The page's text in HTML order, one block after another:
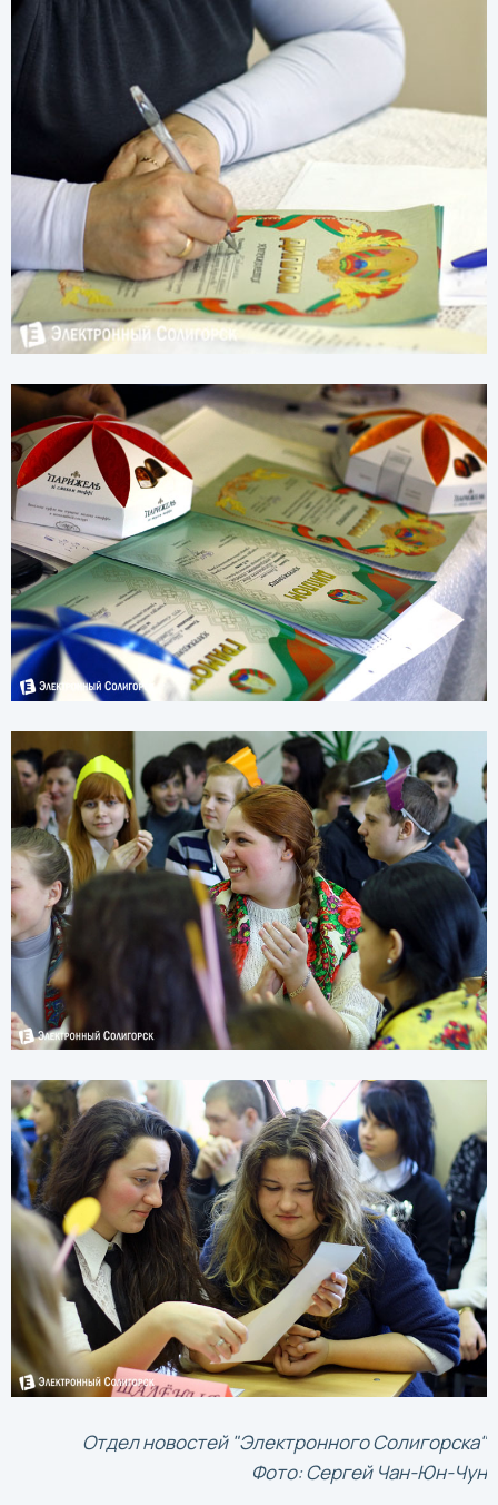
Отдел новостей "Электронного Солигорска"
Фото: Сергей Чан-Юн-Чун